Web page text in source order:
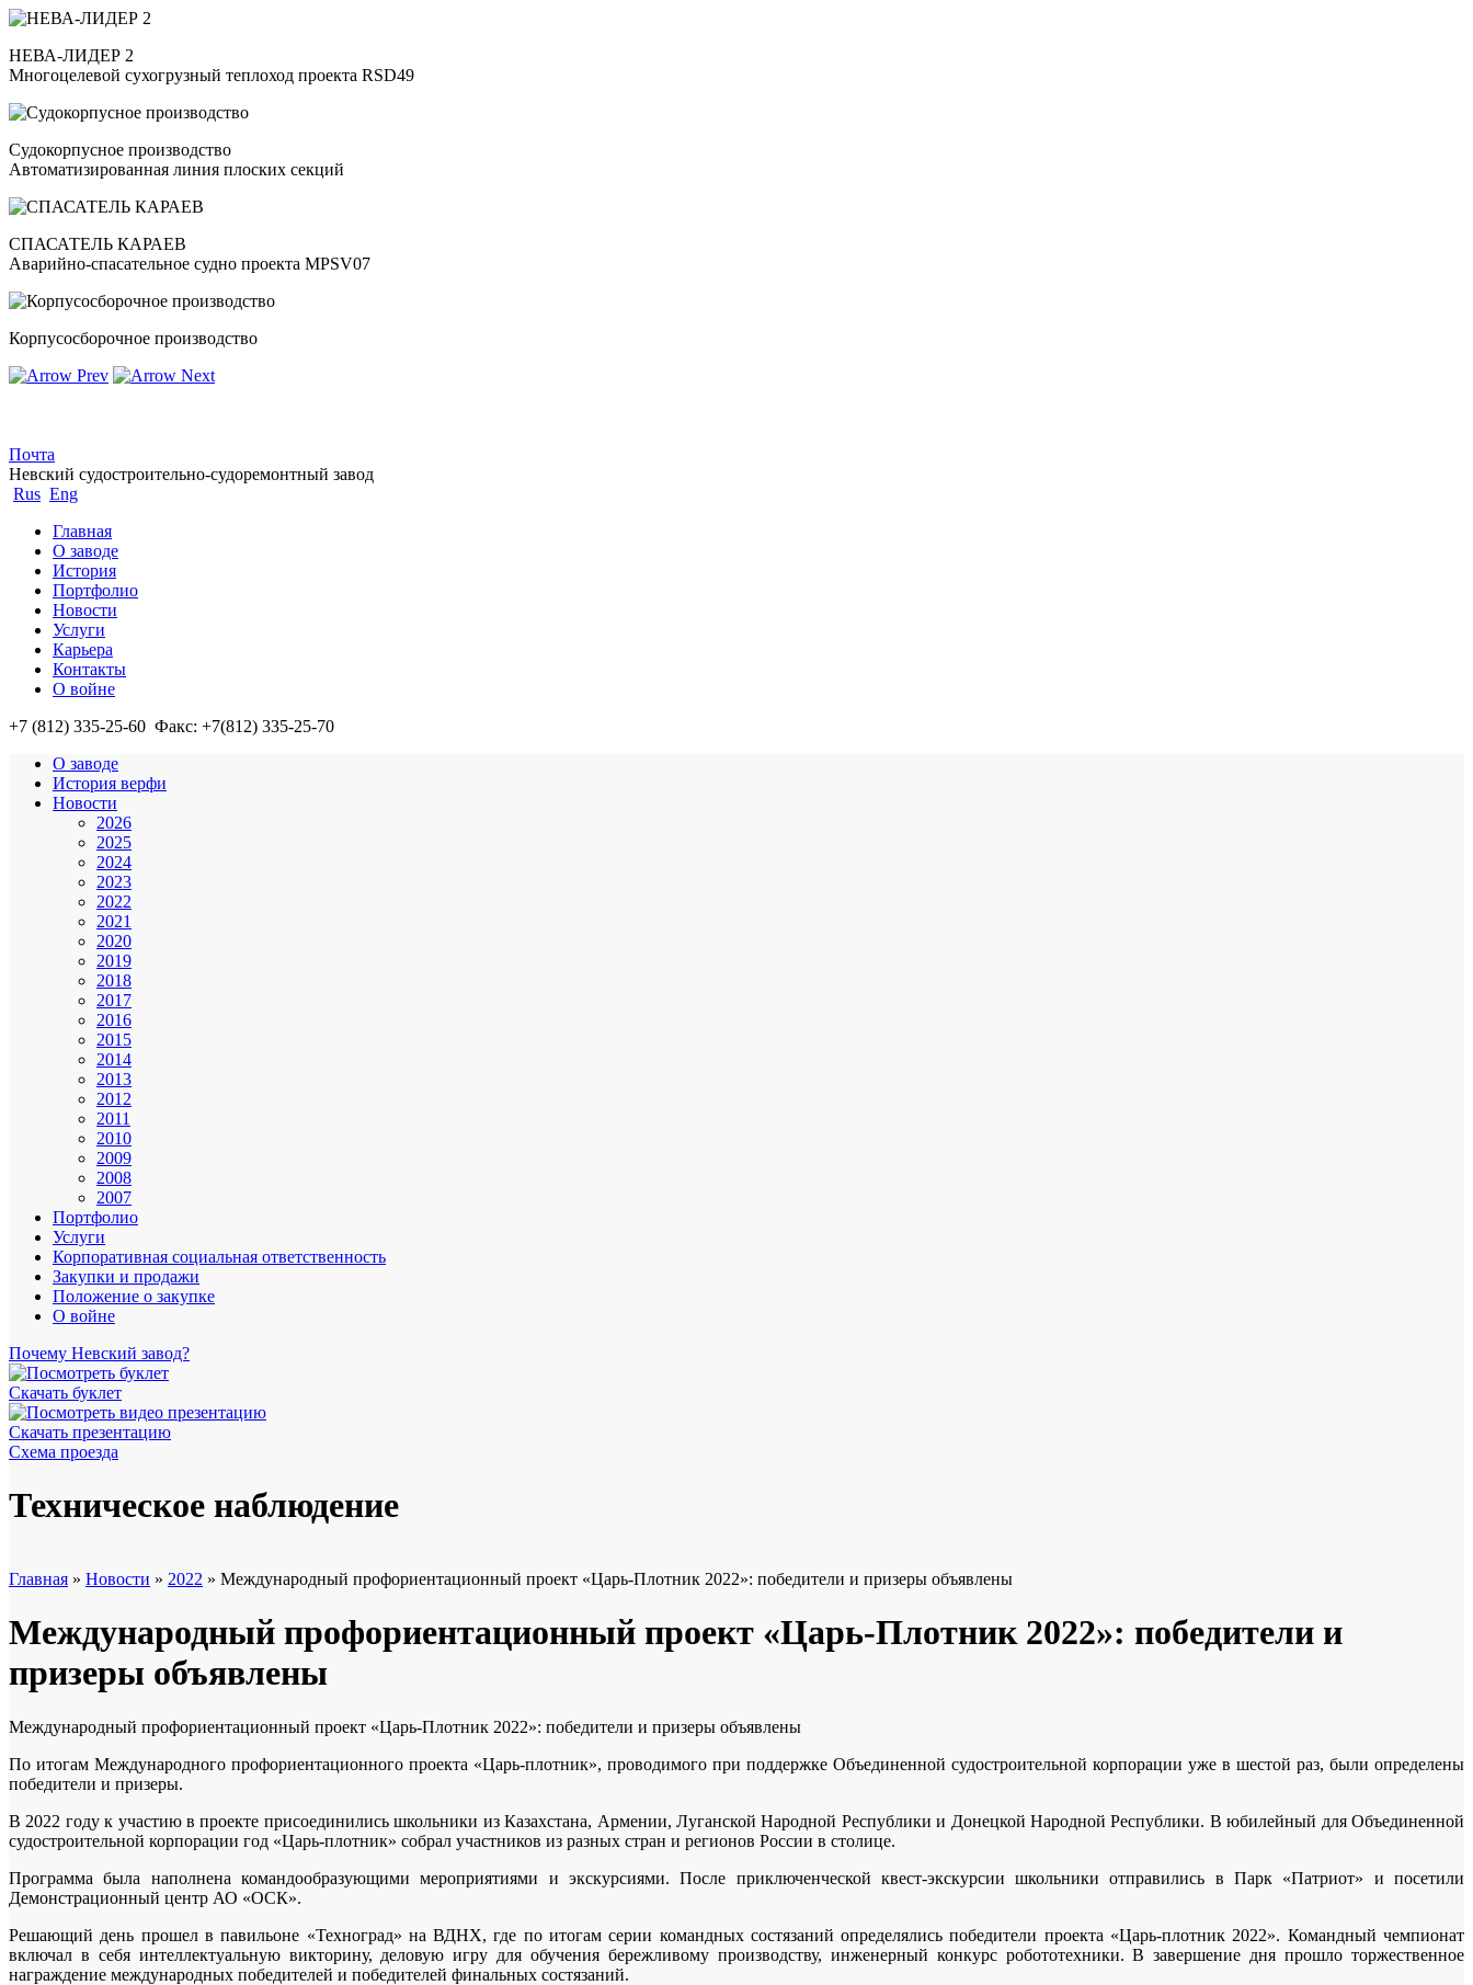
НЕВА-ЛИДЕР 2
Многоцелевой сухогрузный теплоход проекта RSD49
Судокорпусное производство
Автоматизированная линия плоских секций
СПАСАТЕЛЬ КАРАЕВ
Аварийно-спасательное судно проекта MPSV07
Корпусосборочное производство
Почта
Невский судостроительно-судоремонтный завод
Rus Eng
Главная
О заводе
История
Портфолио
Новости
Услуги
Карьера
Контакты
О войне
+7 (812) 335-25-60 Факс: +7(812) 335-25-70
О заводе
История верфи
Новости
2026
2025
2024
2023
2022
2021
2020
2019
2018
2017
2016
2015
2014
2013
2012
2011
2010
2009
2008
2007
Портфолио
Услуги
Корпоративная социальная ответственность
Закупки и продажи
Положение о закупке
О войне
Почему Невский завод?
Скачать буклет
Скачать презентацию
Схема проезда
Техническое наблюдение
Главная » Новости » 2022 » Международный профориентационный проект «Царь-Плотник 2022»: победители и призеры объявлены
Международный профориентационный проект «Царь-Плотник 2022»: победители и
призеры объявлены
Международный профориентационный проект «Царь-Плотник 2022»: победители и призеры объявлены
По итогам Международного профориентационного проекта «Царь-плотник», проводимого при поддержке Объединенной судостроительной корпорации уже в шестой раз, были определены
победители и призеры.
В 2022 году к участию в проекте присоединились школьники из Казахстана, Армении, Луганской Народной Республики и Донецкой Народной Республики. В юбилейный для Объединенной
судостроительной корпорации год «Царь-плотник» собрал участников из разных стран и регионов России в столице.
Программа была наполнена командообразующими мероприятиями и экскурсиями. После приключенческой квест-экскурсии школьники отправились в Парк «Патриот» и посетили
Демонстрационный центр АО «ОСК».
Решающий день прошел в павильоне «Техноград» на ВДНХ, где по итогам серии командных состязаний определялись победители проекта «Царь-плотник 2022». Командный чемпионат
включал в себя интеллектуальную викторину, деловую игру для обучения бережливому производству, инженерный конкурс робототехники. В завершение дня прошло торжественное
награждение международных победителей и победителей финальных состязаний.